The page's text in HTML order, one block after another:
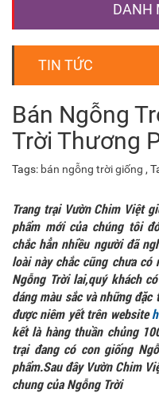
DANH
TIN TỨC
Bán Ngỗng
Trời Thương
Tags: bán ngỗng trời giống ,
Trang trại Vườn Chim Việt
phẩm mới của chúng tôi
chắc hẳn nhiều người đã
loài này chắc cũng chưa
Ngỗng Trời lai,quý khách
dáng màu sắc và những
được niêm yết trên website
kết là hàng thuần chủng
trại đang có con giống
phẩm.Sau đây Vườn Chim
chung của Ngỗng Trời